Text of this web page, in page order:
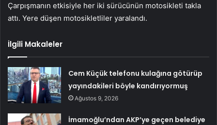
Çarpışmanın etkisiyle her iki sürücünün motosikleti takla
attı. Yere düşen motosikletliler yaralandı.
İlgili Makaleler
Cem Küçük telefonu kulağına götürüp
yayındakileri böyle kandırıyormuş
Ağustos 9, 2026
İmamoğlu’ndan AKP’ye geçen belediye